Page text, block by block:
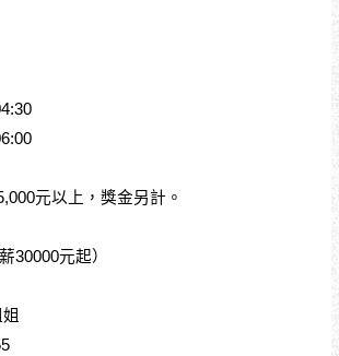
元以上，獎金另計。
30000元起）